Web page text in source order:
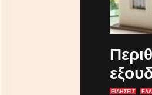
ΕΙΔΗΣΕΙΣ